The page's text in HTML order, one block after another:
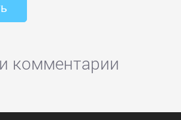
комментарии